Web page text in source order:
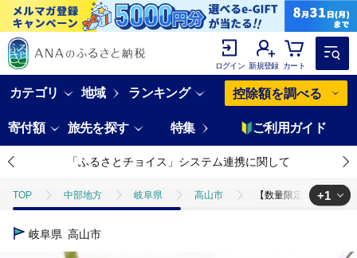
ログイン 新規登録 カート
カテゴリ 地域 ランキング 控除額を調べる
寄付額 旅先を探す 特集 ご利用ガイド
「ふるさとチョイス」システム連携に関して
TOP 中部地方 岐阜県 高山市 【数量限定】飛騨メ
TOP
+1
岐阜県 高山市